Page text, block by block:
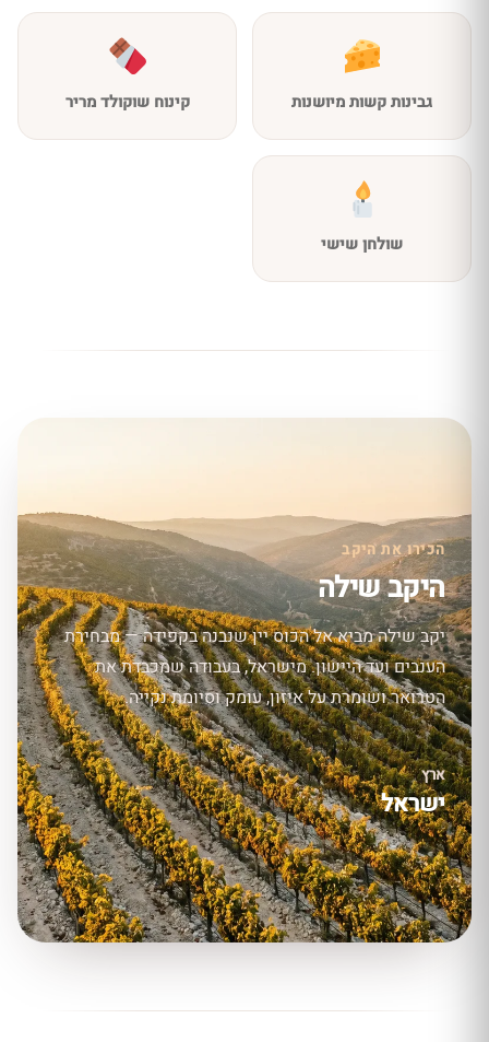
גבינות קשות מיושנות קינוח שוקולד מריר
שולחן שישי
הכירו את היקב
היקב שילה
יקב שילה מביא אל הכוס יין שנבנה בקפידה — מבחירת
הענבים ועד היישון. מישראל, בעבודה שמכבדת את
הטרואר ושומרת על איזון, עומק וסיומת נקייה.
ארץ
ישראל